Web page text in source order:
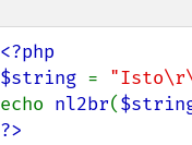
<?php
$string =
echo nl2br(
?>